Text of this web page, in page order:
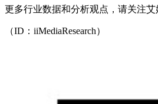
更多行业数据和分析观点，请关注
（ID：iiMediaResearch）